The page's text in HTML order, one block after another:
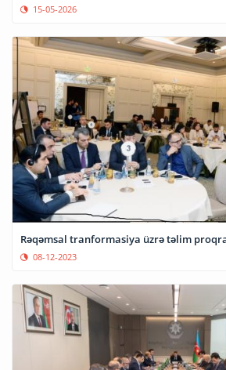
15-05-2026
Rəqəmsal tranformasiya üzrə təlim
08-12-2023